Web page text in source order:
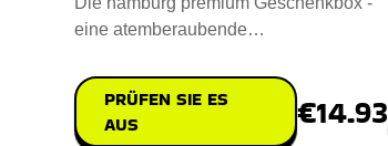
eine atemberaubende
Hamburger Wah
PRÜFEN SIE ES
AUS
€14.93